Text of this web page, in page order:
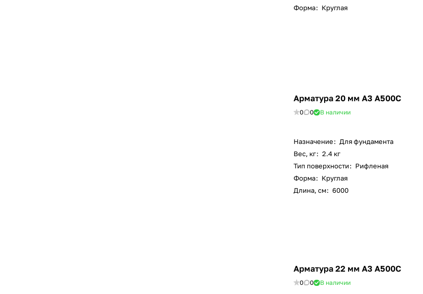
Форма: Круглая
Арматура 20 мм А3 А500С
0 0 В наличии
Назначение: Для фундамента
Вес, кг: 2.4 кг
Тип поверхности: Рифленая
Форма: Круглая
Длина, см: 6000
Арматура 22 мм А3 А500С
0 0 В наличии